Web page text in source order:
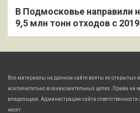
В Подмосковье направили
9,5 млн тонн отходов с
Все материалы на данном сайте взяты из открытых
исключительно в ознакомительных целях. Права на
владельцам. Администрация сайта
несет.